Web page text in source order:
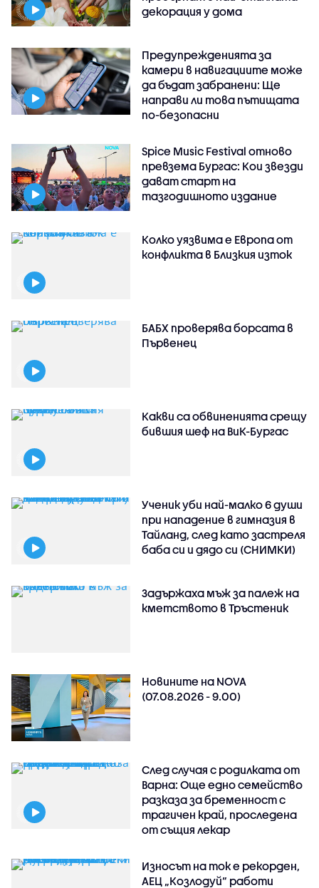
декорация у дома
Предупрежденията за
камери в навигациите може
да бъдат забранени: Ще
направи ли това пътищата
по-безопасни
Spice Music Festival отново
превзема Бургас: Кои звезди
дават старт на
тазгодишното издание
Колко уязвима е Европа от
конфликта в Близкия изток
БАБХ проверява борсата в
Първенец
Какви са обвиненията срещу
бившия шеф на ВиК-Бургас
Ученик уби най-малко 6 души
при нападение в гимназия в
Тайланд, след като застреля
баба си и дядо си (СНИМКИ)
Задържаха мъж за палеж на
кметството в Тръстеник
Новините на NOVA
(07.08.2026 - 9.00)
След случая с родилката от
Варна: Още едно семейство
разказа за бременност с
трагичен край, проследена
от същия лекар
Износът на ток е рекорден,
АЕЦ „Козлодуй“ работи